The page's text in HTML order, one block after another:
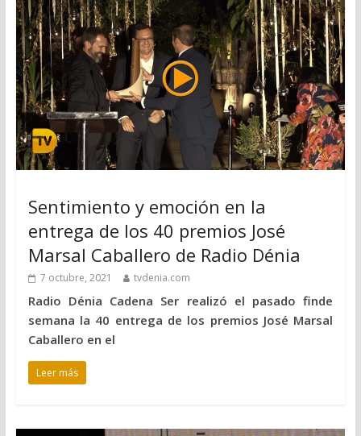
Sentimiento y emoción en la
entrega de los 40 premios José
Marsal Caballero de Radio Dénia
7 octubre, 2021 tvdenia.com
Radio Dénia Cadena Ser realizó el pasado finde
semana la 40 entrega de los premios José Marsal
Caballero en el
Leer más